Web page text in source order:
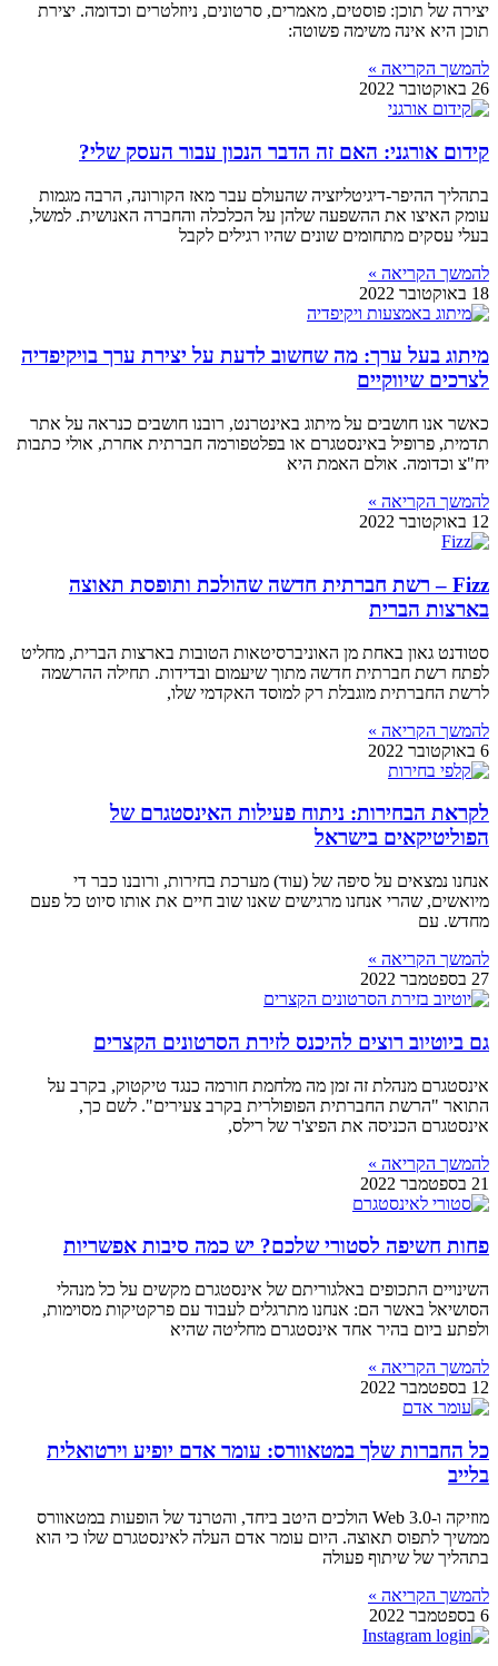
יצירה של תוכן: פוסטים, מאמרים, סרטונים, ניוזלטרים וכדומה. יצירת
תוכן היא אינה משימה פשוטה:
להמשך הקריאה »
26 באוקטובר 2022
קידום אורגני: האם זה הדבר הנכון עבור העסק שלי?
בתהליך ההיפר-דיגיטליזציה שהעולם עבר מאז הקורונה, הרבה מגמות
עומק האיצו את ההשפעה שלהן על הכלכלה והחברה האנושית. למשל,
בעלי עסקים מתחומים שונים שהיו רגילים לקבל
להמשך הקריאה »
18 באוקטובר 2022
מיתוג בעל ערך: מה שחשוב לדעת על יצירת ערך בויקיפדיה
לצרכים שיווקיים
כאשר אנו חושבים על מיתוג באינטרנט, רובנו חושבים כנראה על אתר
תדמית, פרופיל באינסטגרם או בפלטפורמה חברתית אחרת, אולי כתבות
יח"צ וכדומה. אולם האמת היא
להמשך הקריאה »
12 באוקטובר 2022
Fizz – רשת חברתית חדשה שהולכת ותופסת תאוצה
בארצות הברית
סטודנט גאון באחת מן האוניברסיטאות הטובות בארצות הברית, מחליט
לפתח רשת חברתית חדשה מתוך שיעמום ובדידות. תחילה ההרשמה
לרשת החברתית מוגבלת רק למוסד האקדמי שלו,
להמשך הקריאה »
6 באוקטובר 2022
לקראת הבחירות: ניתוח פעילות האינסטגרם של
הפוליטיקאים בישראל
אנחנו נמצאים על סיפה של (עוד) מערכת בחירות, ורובנו כבר די
מיואשים, שהרי אנחנו מרגישים שאנו שוב חיים את אותו סיוט כל פעם
מחדש. עם
להמשך הקריאה »
27 בספטמבר 2022
גם ביוטיוב רוצים להיכנס לזירת הסרטונים הקצרים
אינסטגרם מנהלת זה זמן מה מלחמת חורמה כנגד טיקטוק, בקרב על
התואר "הרשת החברתית הפופולרית בקרב צעירים". לשם כך,
אינסטגרם הכניסה את הפיצ'ר של רילס,
להמשך הקריאה »
21 בספטמבר 2022
פחות חשיפה לסטורי שלכם? יש כמה סיבות אפשריות
השינויים התכופים באלגוריתם של אינסטגרם מקשים על כל מנהלי
הסושיאל באשר הם: אנחנו מתרגלים לעבוד עם פרקטיקות מסוימות,
ולפתע ביום בהיר אחד אינסטגרם מחליטה שהיא
להמשך הקריאה »
12 בספטמבר 2022
כל החברות שלך במטאוורס: עומר אדם יופיע וירטואלית
בלייב
מוזיקה ו-Web 3.0 הולכים היטב ביחד, והטרנד של הופעות במטאוורס
ממשיך לתפוס תאוצה. היום עומר אדם העלה לאינסטגרם שלו כי הוא
בתהליך של שיתוף פעולה
להמשך הקריאה »
6 בספטמבר 2022